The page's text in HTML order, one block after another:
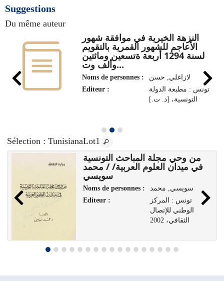
Suggestions
Du même auteur
النزهة الخيرية في موافقة شهور
الأعاجم للشهور القمرية بالتقويم
لسنة 1294 أربعة ةتسعين ومائتين
وألف وت...
Noms de personnes :
لازاغلي, حسن
Editeur :
تونس : مطبعة الدولة
التونسية، [د. ت.]
Sélection : TunisianaLot1
من وحي مجلة المباحث التونسية
في ميدان العلوم العربية/ / محمد
سويسي
Noms de personnes :
سويسي, محمد
Editeur :
تونس : المركز
الوطني للإتصال
الثقافي، 2002